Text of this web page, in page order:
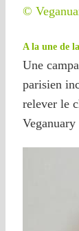
©
A la une de
Une
parisien
relever le
Veganuary